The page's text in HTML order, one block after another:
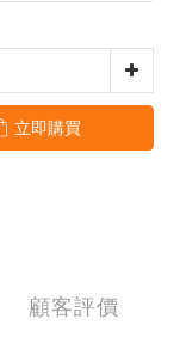
立即購買
顧客評價